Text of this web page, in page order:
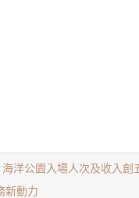
海洋公園入場人次及收入創
新動力